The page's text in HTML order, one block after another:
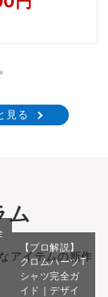
見る
ム
アイテムの新作
【プロ解説】
クロムハーツT
シャツ完全ガ
イド｜デザイ